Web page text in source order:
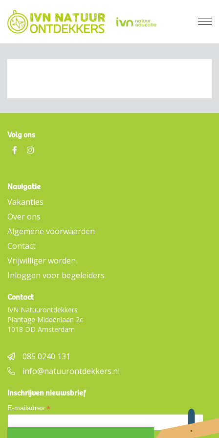
Volg ons
Navigatie
Vakanties
Over ons
Algemene voorwaarden
Contact
Vrijwilliger worden
Inloggen voor begeleiders
Contact
IVN Natuurontdekkers
Plantage Middenlaan 2c
1018 DD Amsterdam
085 0240 131
info@natuurontdekkers.nl
Inschrijven nieuwsbrief
E-mailadres *